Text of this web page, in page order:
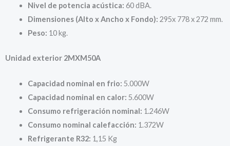
Nivel de potencia acústica: 60 dBA.
Dimensiones (Alto x Ancho x Fondo): 295x 778 x 272 mm.
Peso: 10 kg.
Unidad exterior 2MXM50A
Capacidad nominal en frio: 5.000W
Capacidad nominal en calor: 5.600W
Consumo refrigeración nominal: 1.246W
Consumo nominal calefacción: 1.372W
Refrigerante R32: 1,15 Kg